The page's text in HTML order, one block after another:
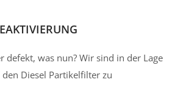
defekt, was nun? Wir sind in der Lage
den Diesel Partikelfilter zu